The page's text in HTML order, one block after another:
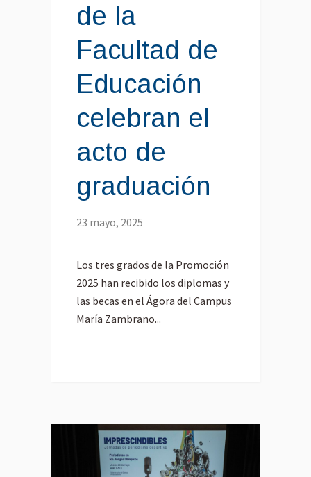
de la
Facultad de
Educación
celebran el
acto de
graduación
23 mayo, 2025
Los tres grados de la Promoción
2025 han recibido los diplomas y
las becas en el Ágora del Campus
María Zambrano...